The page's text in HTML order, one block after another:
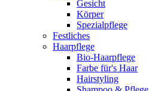
Gesicht
Körper
Spezialpflege
Festliches
Haarpflege
Bio-Haarpflege
Farbe für's Haar
Hairstyling